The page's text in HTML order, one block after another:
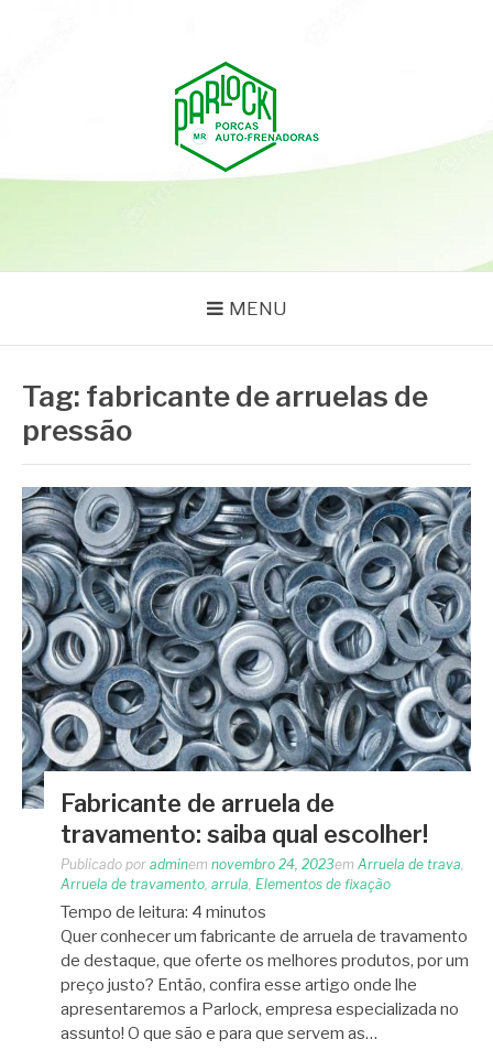
MENU
Tag: fabricante de arruelas de
pressão
Fabricante de arruela de
travamento: saiba qual escolher!
Publicado por adminem novembro 24, 2023em Arruela de trava
Arruela de travamento arrula Elementos de fixação
Tempo de leitura: 4 minutos
Quer conhecer um fabricante de arruela de travamento
de destaque, que oferte os melhores produtos, por um
preço justo? Então, confira esse artigo onde lhe
apresentaremos a Parlock, empresa especializada no
assunto! O que são e para que servem as…